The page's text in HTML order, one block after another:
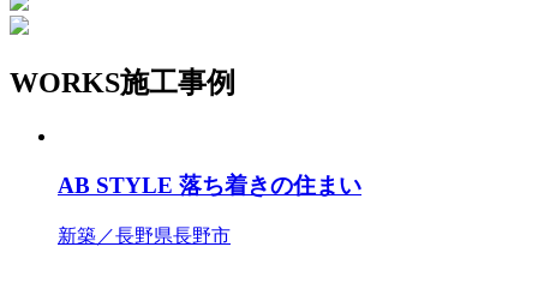
WORKS施工事例
AB STYLE 落ち着きの住まい
新築／長野県長野市